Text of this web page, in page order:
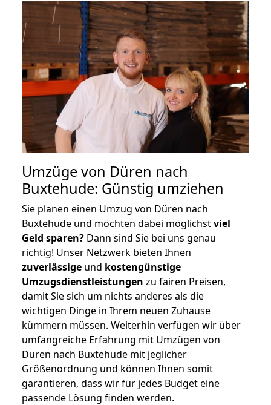
Umzüge von Düren nach
Buxtehude: Günstig umziehen
Sie planen einen Umzug von Düren nach
Buxtehude und möchten dabei möglichstviel
Geld sparen? Dann sind Sie bei uns genau
richtig! Unser Netzwerk bieten Ihnen
zuverlässige und kostengünstige
Umzugsdienstleistungen zu fairen Preisen,
damit Sie sich um nichts anderes als die
wichtigen Dinge in Ihrem neuen Zuhause
kümmern müssen. Weiterhin verfügen wir über
umfangreiche Erfahrung mit Umzügen von
Düren nach Buxtehude mit jeglicher
Größenordnung und können Ihnen somit
garantieren, dass wir für jedes Budget eine
passende Lösung finden werden.